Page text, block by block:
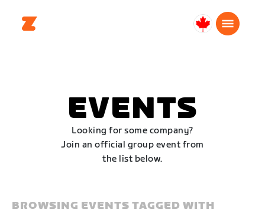
Canada
EVENTS
Looking for some company?
Join an official group event from
the list below.
BROWSING EVENTS TAGGED WITH